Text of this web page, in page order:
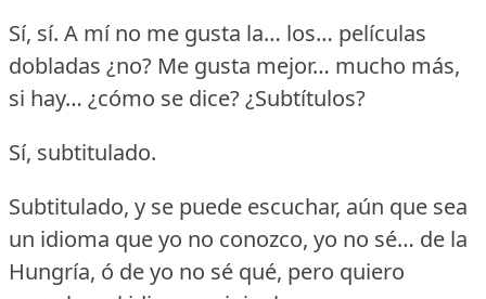
Sí, sí. A mí no me gusta la… los… películas
dobladas ¿no? Me gusta mejor… mucho más,
si hay… ¿cómo se dice?¿Subtítulos?
Sí, subtitulado.
Subtitulado, y se puede escuchar, aún que sea
un idioma que yo no conozco, yo no sé… de la
Hungría, ó de yo no sé qué, pero quiero